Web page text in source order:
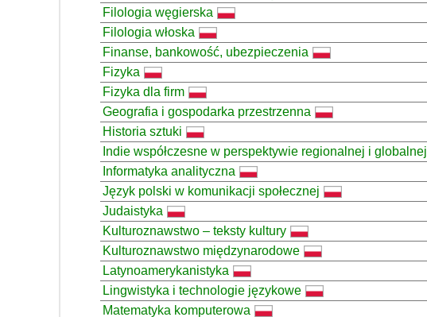
Filologia węgierska
Filologia włoska
Finanse, bankowość, ubezpieczenia
Fizyka
Fizyka dla firm
Geografia i gospodarka przestrzenna
Historia sztuki
Indie współczesne w perspektywie regionalnej i globalnej
Informatyka analityczna
Język polski w komunikacji społecznej
Judaistyka
Kulturoznawstwo – teksty kultury
Kulturoznawstwo międzynarodowe
Latynoamerykanistyka
Lingwistyka i technologie językowe
Matematyka komputerowa